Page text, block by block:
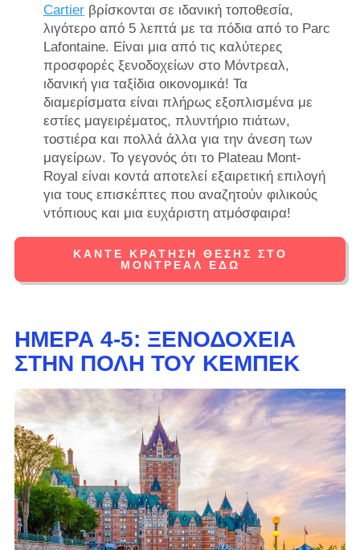
Cartierβρίσκονται σε ιδανική τοποθεσία,
λιγότερο από 5 λεπτά με τα πόδια από το Parc
Lafontaine. Είναι μια από τις καλύτερες
προσφορές ξενοδοχείων στο Μόντρεαλ,
ιδανική για ταξίδια οικονομικά! Τα
διαμερίσματα είναι πλήρως εξοπλισμένα με
εστίες μαγειρέματος, πλυντήριο πιάτων,
τοστιέρα και πολλά άλλα για την άνεση των
μαγείρων. Το γεγονός ότι το Plateau Mont-
Royal είναι κοντά αποτελεί εξαιρετική επιλογή
για τους επισκέπτες που αναζητούν φιλικούς
ντόπιους και μια ευχάριστη ατμόσφαιρα!
ΚΆΝΤΕ ΚΡΆΤΗΣΗ ΘΈΣΗΣ ΣΤΟ
ΜΌΝΤΡΕΑΛ ΕΔΏ
ΗΜΈΡΑ 4-5: ΞΕΝΟΔΟΧΕΊΑ
ΣΤΗΝ ΠΌΛΗ ΤΟΥ ΚΕΜΠΈΚ